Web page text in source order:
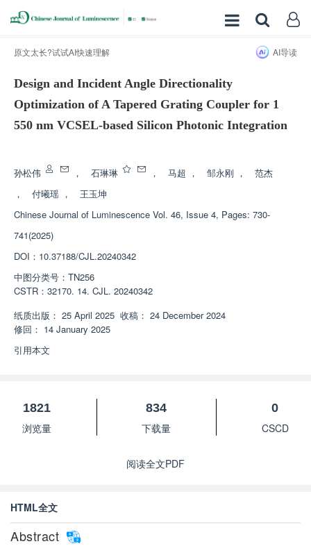
原文太长?试试AI快速理解 AI导读
Design and Incident Angle Directionality
Optimization of A Tapered Grating Coupler for 1
550 nm VCSEL-based Silicon Photonic Integration
孙松伟 ， 石琳琳 ， 马超 ， 邹永刚 ，
范杰
，
付曦瑶 ，
王玉坤
Chinese Journal of Luminescence Vol. 46, Issue 4, Pages: 730-
741(2025)
DOI： 10.37188/CJL.20240342
中图分类号： TN256
CSTR： 32170. 14. CJL. 20240342
纸质出版： 25 April 2025 收稿： 24 December 2024
修回： 14 January 2025
引用本文
1821
浏览量
834
下载量
0
CSCD
阅读全文PDF
HTML全文
Abstract